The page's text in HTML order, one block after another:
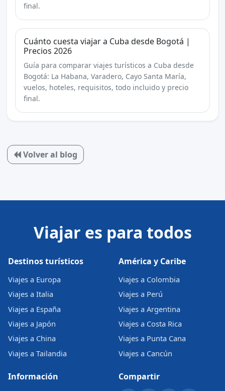
final.
Cuánto cuesta viajar a Cuba desde Bogotá |
Precios 2026
Guía para comparar viajes turísticos a Cuba desde
Bogotá: La Habana, Varadero, Cayo Santa María,
vuelos, hoteles, requisitos, todo incluido y precio
final.
Volver al blog
Viajar es para todos
Destinos turísticos
Viajes a Europa
Viajes a Italia
Viajes a España
Viajes a Japón
Viajes a China
Viajes a Tailandia
América y Caribe
Viajes a Colombia
Viajes a Perú
Viajes a Argentina
Viajes a Costa Rica
Viajes a Punta Cana
Viajes a Cancún
Información Compartir